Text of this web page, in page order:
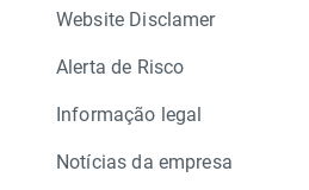
Website Disclamer
Alerta de Risco
Informação legal
Notícias da empresa